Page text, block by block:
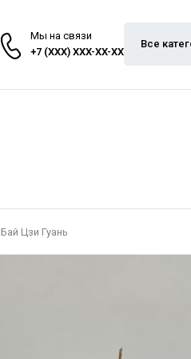
Мы на связи
+7 (XXX) XXX-XX-XX
Бай Цзи Гуань